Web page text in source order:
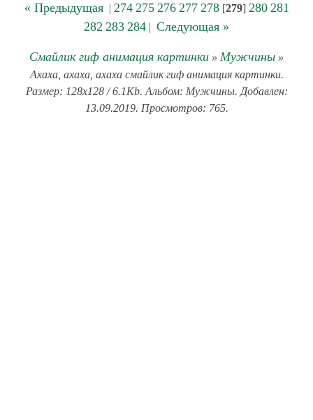
« Предыдущая| 274 275 276 277 278[279] 280 281
282 283 284 | Следующая »
Смайлик гиф анимация картинки » Мужчины »
Ахаха, ахаха, ахаха смайлик гиф анимация картинки.
Размер: 128x128 / 6.1Kb. Альбом: Мужчины. Добавлен:
13.09.2019. Просмотров: 765.